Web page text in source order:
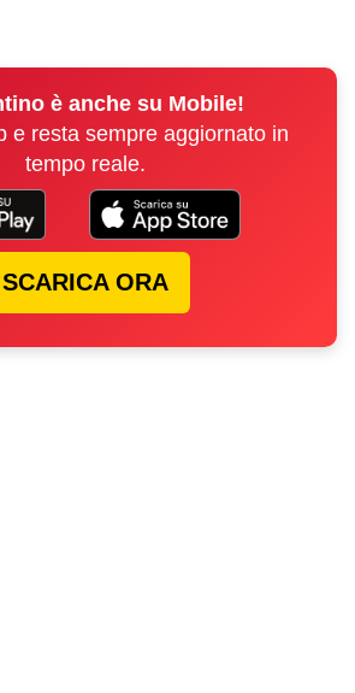
è anche su Mobile!
e resta sempre aggiornato in
tempo reale.
SCARICA ORA